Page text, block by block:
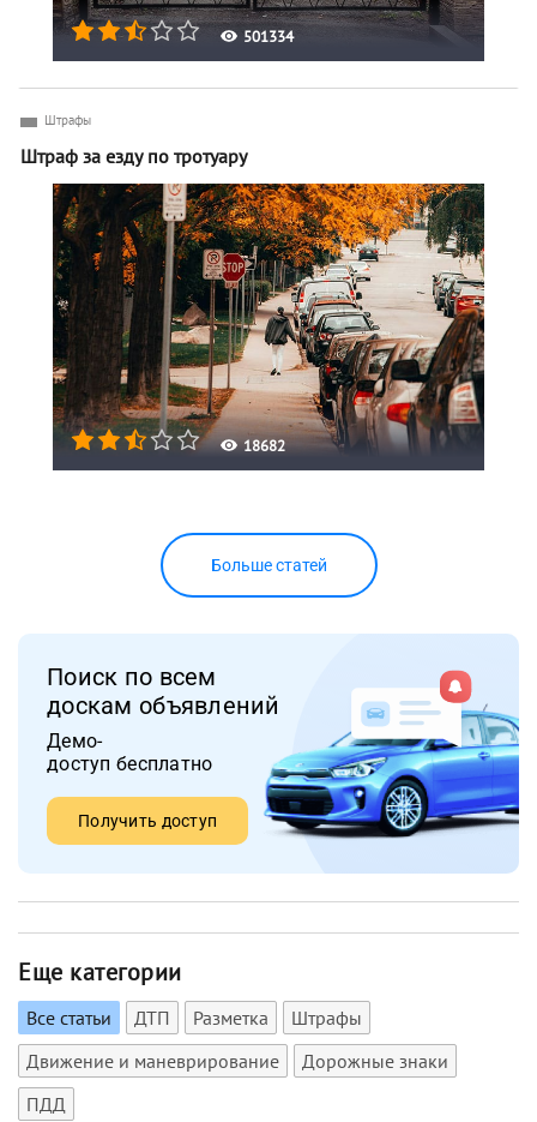
501334
18682
Штрафы
Штраф за езду по тротуару
Больше статей
Поиск по всем
доскам объявлений
Демо-
доступ бесплатно
Получить доступ
Еще категории
Все статьи ДТП Разметка
Штрафы
Движение и маневрирование
Дорожные знаки
ПДД